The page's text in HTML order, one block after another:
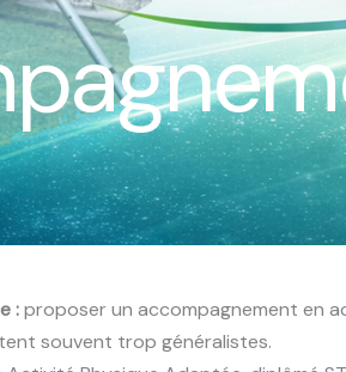
:proposer un accompagnement en
souvent trop généralistes.